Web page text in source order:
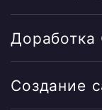
Доработка
Создание